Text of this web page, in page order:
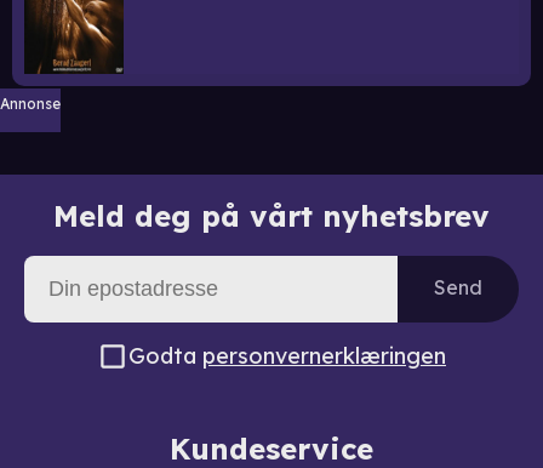
Annonse
Meld deg på vårt nyhetsbrev
Send
Godta personvernerklæringen
Kundeservice